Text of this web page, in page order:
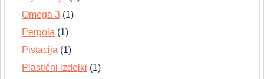
Omega 3 (1)
Pergola (1)
Pistacija (1)
Plastični izdelki (1)